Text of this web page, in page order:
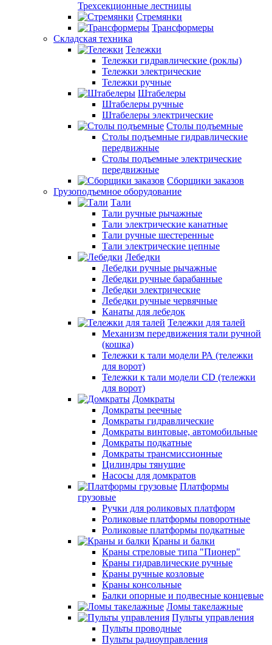
Трехсекционные лестницы
Стремянки
Трансформеры
Складская техника
Тележки
Тележки гидравлические (роклы)
Тележки электрические
Тележки ручные
Штабелеры
Штабелеры ручные
Штабелеры электрические
Столы подъемные
Столы подъемные гидравлические
передвижные
Столы подъемные электрические
передвижные
Сборщики заказов
Грузоподъемное оборудование
Тали
Тали ручные рычажные
Тали электрические канатные
Тали ручные шестеренные
Тали электрические цепные
Лебедки
Лебедки ручные рычажные
Лебедки ручные барабанные
Лебедки электрические
Лебедки ручные червячные
Канаты для лебедок
Тележки для талей
Механизм передвижения тали ручной
(кошка)
Тележки к тали модели РА (тележки
для ворот)
Тележки к тали модели CD (тележки
для ворот)
Домкраты
Домкраты реечные
Домкраты гидравлические
Домкраты винтовые, автомобильные
Домкраты подкатные
Домкраты трансмиссионные
Цилиндры тянущие
Насосы для домкратов
Платформы
грузовые
Ручки для роликовых платформ
Роликовые платформы поворотные
Роликовые платформы подкатные
Краны и балки
Краны стреловые типа "Пионер"
Краны гидравлические ручные
Краны ручные козловые
Краны консольные
Балки опорные и подвесные концевые
Ломы такелажные
Пульты управления
Пульты проводные
Пульты радиоуправления